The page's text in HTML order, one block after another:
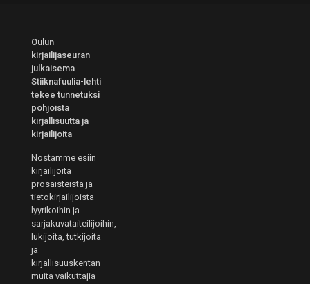
Oulun
kirjailijaseuran
julkaisema
Stiiknafuulia-lehti
tekee tunnetuksi
pohjoista
kirjallisuutta ja
kirjailijoita
Nostamme esiin
kirjailijoita
prosaisteista ja
tietokirjailijoista
lyyrikoihin ja
sarjakuvataiteilijoihin,
lukijoita, tutkijoita
ja
kirjallisuuskentän
muita vaikuttajia